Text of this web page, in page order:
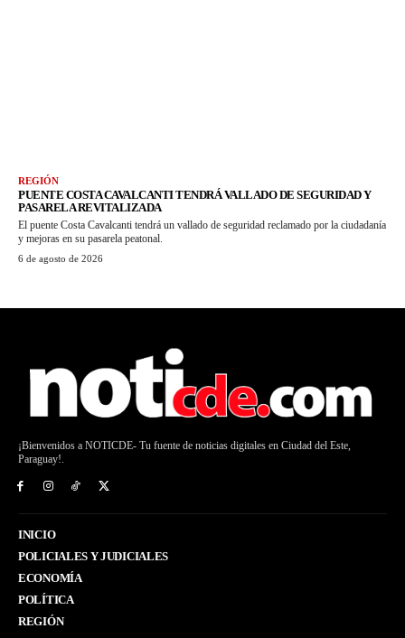
REGIÓN
PUENTE COSTA CAVALCANTI TENDRÁ VALLADO DE SEGURIDAD Y
PASARELA REVITALIZADA
El puente Costa Cavalcanti tendrá un vallado de seguridad reclamado por la ciudadanía
y mejoras en su pasarela peatonal.
6 de agosto de 2026
¡Bienvenidos a NOTICDE- Tu fuente de noticias digitales en Ciudad del Este,
Paraguay!.
INICIO
POLICIALES Y JUDICIALES
ECONOMÍA
POLÍTICA
REGIÓN